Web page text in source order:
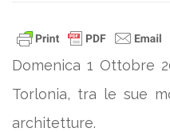
Domenica 1 Ottobre
Torlonia, tra le sue
architetture.